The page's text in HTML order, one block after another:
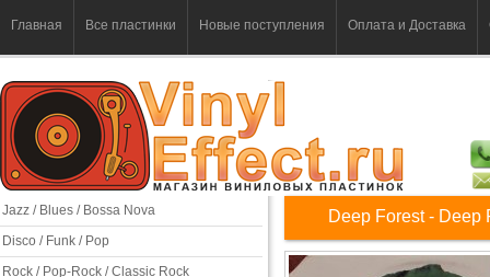
Главная Все пластинки Новые поступления Оплата и Доставка
Jazz / Blues / Bossa Nova
Disco / Funk / Pop
Rock / Pop-Rock / Classic Rock
Deep Forest - Deep